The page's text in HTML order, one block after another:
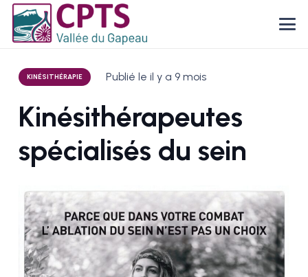
KINÉSITHÉRAPIE Publié le il y a 9 mois
Kinésithérapeutes
spécialisés du sein